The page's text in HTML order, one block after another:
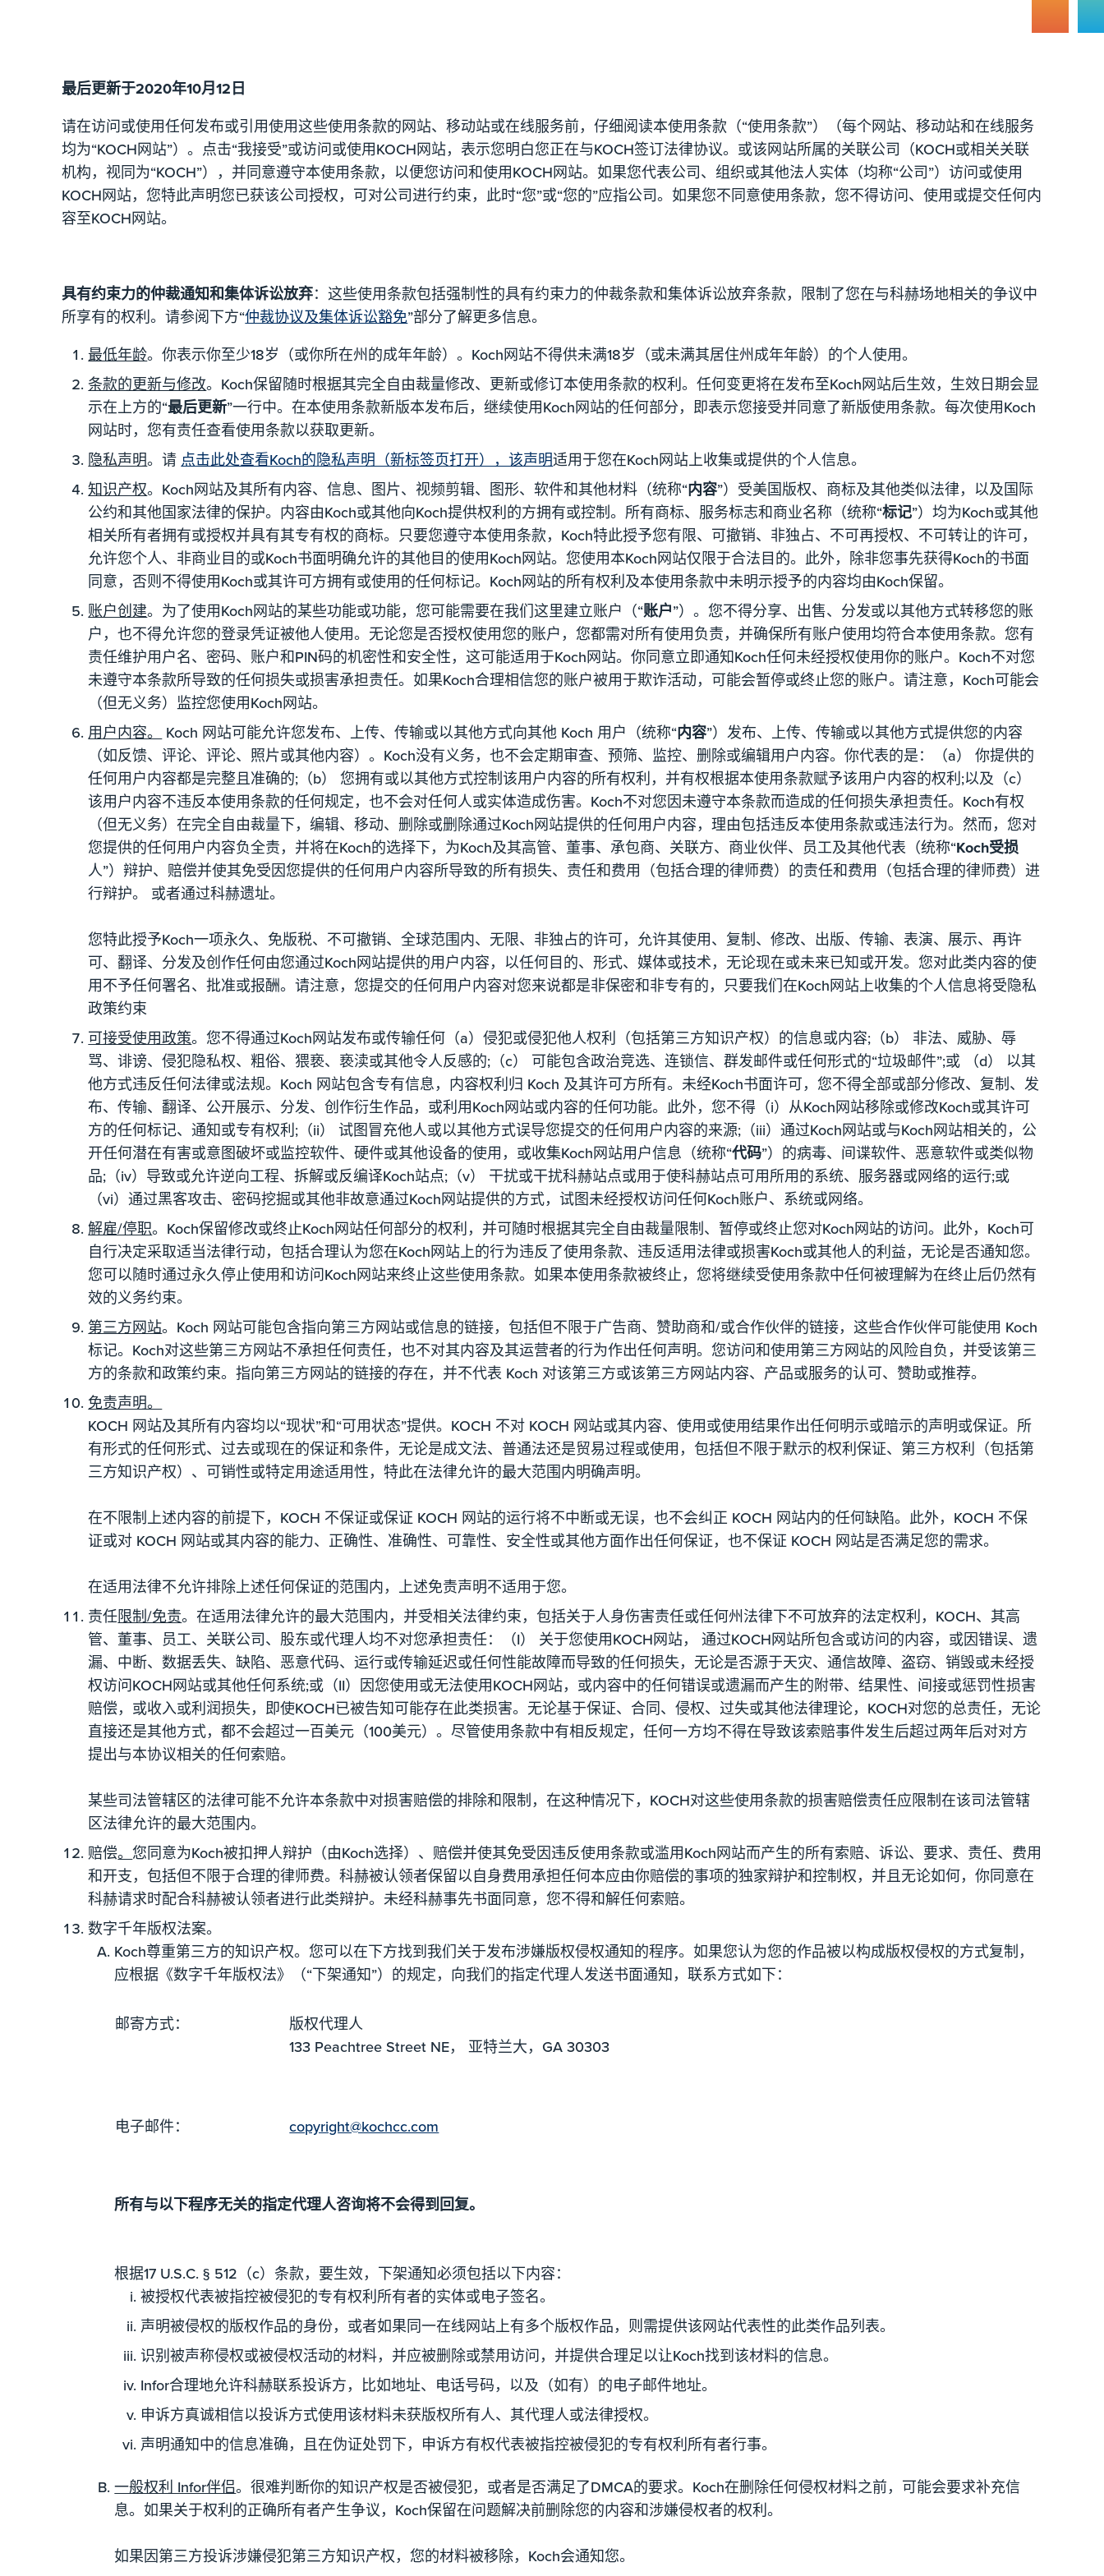
最后更新于2020年10月12日
请在访问或使用任何发布或引用使用这些使用条款的网站、移动站或在线服务前，仔细阅读本使用条款（“使用条款”）（每个网站、移动站和在线服务
均为“KOCH网站”）。点击“我接受”或访问或使用KOCH网站，表示您明白您正在与KOCH签订法律协议。或该网站所属的关联公司（KOCH或相关关联
机构，视同为“KOCH”），并同意遵守本使用条款，以便您访问和使用KOCH网站。如果您代表公司、组织或其他法人实体（均称“公司”）访问或使用
KOCH网站，您特此声明您已获该公司授权，可对公司进行约束，此时“您”或“您的”应指公司。如果您不同意使用条款，您不得访问、使用或提交任何内
容至KOCH网站。
具有约束力的仲裁通知和集体诉讼放弃：这些使用条款包括强制性的具有约束力的仲裁条款和集体诉讼放弃条款，限制了您在与科赫场地相关的争议中
所享有的权利。请参阅下方“仲裁协议及集体诉讼豁免”部分了解更多信息。
最低年龄。你表示你至少18岁（或你所在州的成年年龄）。Koch网站不得供未满18岁（或未满其居住州成年年龄）的个人使用。
条款的更新与修改。Koch保留随时根据其完全自由裁量修改、更新或修订本使用条款的权利。任何变更将在发布至Koch网站后生效，生效日期会显
示在上方的“最后更新”一行中。在本使用条款新版本发布后，继续使用Koch网站的任何部分，即表示您接受并同意了新版使用条款。每次使用Koch
网站时，您有责任查看使用条款以获取更新。
隐私声明。请 点击此处查看Koch的隐私声明（新标签页打开），该声明适用于您在Koch网站上收集或提供的个人信息。
知识产权。Koch网站及其所有内容、信息、图片、视频剪辑、图形、软件和其他材料（统称“内容”）受美国版权、商标及其他类似法律，以及国际
公约和其他国家法律的保护。内容由Koch或其他向Koch提供权利的方拥有或控制。所有商标、服务标志和商业名称（统称“标记”）均为Koch或其他
相关所有者拥有或授权并具有其专有权的商标。只要您遵守本使用条款，Koch特此授予您有限、可撤销、非独占、不可再授权、不可转让的许可，
允许您个人、非商业目的或Koch书面明确允许的其他目的使用Koch网站。您使用本Koch网站仅限于合法目的。此外，除非您事先获得Koch的书面
同意，否则不得使用Koch或其许可方拥有或使用的任何标记。Koch网站的所有权利及本使用条款中未明示授予的内容均由Koch保留。
账户创建。为了使用Koch网站的某些功能或功能，您可能需要在我们这里建立账户（“账户”）。您不得分享、出售、分发或以其他方式转移您的账
户，也不得允许您的登录凭证被他人使用。无论您是否授权使用您的账户，您都需对所有使用负责，并确保所有账户使用均符合本使用条款。您有
责任维护用户名、密码、账户和PIN码的机密性和安全性，这可能适用于Koch网站。你同意立即通知Koch任何未经授权使用你的账户。Koch不对您
未遵守本条款所导致的任何损失或损害承担责任。如果Koch合理相信您的账户被用于欺诈活动，可能会暂停或终止您的账户。请注意，Koch可能会
（但无义务）监控您使用Koch网站。
用户内容。
Koch 网站可能允许您发布、上传、传输或以其他方式向其他 Koch 用户（统称“内容”）发布、上传、传输或以其他方式提供您的内容
（如反馈、评论、评论、照片或其他内容）。Koch没有义务，也不会定期审查、预筛、监控、删除或编辑用户内容。你代表的是：（a） 你提供的
任何用户内容都是完整且准确的;（b） 您拥有或以其他方式控制该用户内容的所有权利，并有权根据本使用条款赋予该用户内容的权利;以及（c）
该用户内容不违反本使用条款的任何规定，也不会对任何人或实体造成伤害。Koch不对您因未遵守本条款而造成的任何损失承担责任。Koch有权
（但无义务）在完全自由裁量下，编辑、移动、删除或删除通过Koch网站提供的任何用户内容，理由包括违反本使用条款或违法行为。然而，您对
您提供的任何用户内容负全责，并将在Koch的选择下，为Koch及其高管、董事、承包商、关联方、商业伙伴、员工及其他代表（统称“Koch受损
人”）辩护、赔偿并使其免受因您提供的任何用户内容所导致的所有损失、责任和费用（包括合理的律师费）的责任和费用（包括合理的律师费）进
行辩护。 或者通过科赫遗址。
您特此授予Koch一项永久、免版税、不可撤销、全球范围内、无限、非独占的许可，允许其使用、复制、修改、出版、传输、表演、展示、再许
可、翻译、分发及创作任何由您通过Koch网站提供的用户内容，以任何目的、形式、媒体或技术，无论现在或未来已知或开发。您对此类内容的使
用不予任何署名、批准或报酬。请注意，您提交的任何用户内容对您来说都是非保密和非专有的，只要我们在Koch网站上收集的个人信息将受隐私
政策约束
可接受使用政策。您不得通过Koch网站发布或传输任何（a）侵犯或侵犯他人权利（包括第三方知识产权）的信息或内容;（b） 非法、威胁、辱
骂、诽谤、侵犯隐私权、粗俗、猥亵、亵渎或其他令人反感的;（c） 可能包含政治竞选、连锁信、群发邮件或任何形式的“垃圾邮件”;或 （d） 以其
他方式违反任何法律或法规。Koch 网站包含专有信息，内容权利归 Koch 及其许可方所有。未经Koch书面许可，您不得全部或部分修改、复制、发
布、传输、翻译、公开展示、分发、创作衍生作品，或利用Koch网站或内容的任何功能。此外，您不得（i）从Koch网站移除或修改Koch或其许可
方的任何标记、通知或专有权利;（ii） 试图冒充他人或以其他方式误导您提交的任何用户内容的来源;（iii）通过Koch网站或与Koch网站相关的，公
开任何潜在有害或意图破坏或监控软件、硬件或其他设备的使用，或收集Koch网站用户信息（统称“代码”）的病毒、间谍软件、恶意软件或类似物
品;（iv）导致或允许逆向工程、拆解或反编译Koch站点;（v） 干扰或干扰科赫站点或用于使科赫站点可用所用的系统、服务器或网络的运行;或
（vi）通过黑客攻击、密码挖掘或其他非故意通过Koch网站提供的方式，试图未经授权访问任何Koch账户、系统或网络。
解雇/停职。Koch保留修改或终止Koch网站任何部分的权利，并可随时根据其完全自由裁量限制、暂停或终止您对Koch网站的访问。此外，Koch可
自行决定采取适当法律行动，包括合理认为您在Koch网站上的行为违反了使用条款、违反适用法律或损害Koch或其他人的利益，无论是否通知您。
您可以随时通过永久停止使用和访问Koch网站来终止这些使用条款。如果本使用条款被终止，您将继续受使用条款中任何被理解为在终止后仍然有
效的义务约束。
第三方网站。Koch 网站可能包含指向第三方网站或信息的链接，包括但不限于广告商、赞助商和/或合作伙伴的链接，这些合作伙伴可能使用 Koch
标记。Koch对这些第三方网站不承担任何责任，也不对其内容及其运营者的行为作出任何声明。您访问和使用第三方网站的风险自负，并受该第三
方的条款和政策约束。指向第三方网站的链接的存在，并不代表 Koch 对该第三方或该第三方网站内容、产品或服务的认可、赞助或推荐。
免责声明。
KOCH 网站及其所有内容均以“现状”和“可用状态”提供。KOCH 不对 KOCH 网站或其内容、使用或使用结果作出任何明示或暗示的声明或保证。所
有形式的任何形式、过去或现在的保证和条件，无论是成文法、普通法还是贸易过程或使用，包括但不限于默示的权利保证、第三方权利（包括第
三方知识产权）、可销性或特定用途适用性，特此在法律允许的最大范围内明确声明。
在不限制上述内容的前提下，KOCH 不保证或保证 KOCH 网站的运行将不中断或无误，也不会纠正 KOCH 网站内的任何缺陷。此外，KOCH 不保
证或对 KOCH 网站或其内容的能力、正确性、准确性、可靠性、安全性或其他方面作出任何保证，也不保证 KOCH 网站是否满足您的需求。
在适用法律不允许排除上述任何保证的范围内，上述免责声明不适用于您。
责任限制/免责。在适用法律允许的最大范围内，并受相关法律约束，包括关于人身伤害责任或任何州法律下不可放弃的法定权利，KOCH、其高
管、董事、员工、关联公司、股东或代理人均不对您承担责任：（I） 关于您使用KOCH网站， 通过KOCH网站所包含或访问的内容，或因错误、遗
漏、中断、数据丢失、缺陷、恶意代码、运行或传输延迟或任何性能故障而导致的任何损失，无论是否源于天灾、通信故障、盗窃、销毁或未经授
权访问KOCH网站或其他任何系统;或（II）因您使用或无法使用KOCH网站，或内容中的任何错误或遗漏而产生的附带、结果性、间接或惩罚性损害
赔偿，或收入或利润损失，即使KOCH已被告知可能存在此类损害。无论基于保证、合同、侵权、过失或其他法律理论，KOCH对您的总责任，无论
直接还是其他方式，都不会超过一百美元（100美元）。尽管使用条款中有相反规定，任何一方均不得在导致该索赔事件发生后超过两年后对对方
提出与本协议相关的任何索赔。
某些司法管辖区的法律可能不允许本条款中对损害赔偿的排除和限制，在这种情况下，KOCH对这些使用条款的损害赔偿责任应限制在该司法管辖
区法律允许的最大范围内。
赔偿。您同意为Koch被扣押人辩护（由Koch选择）、赔偿并使其免受因违反使用条款或滥用Koch网站而产生的所有索赔、诉讼、要求、责任、费用
和开支，包括但不限于合理的律师费。科赫被认领者保留以自身费用承担任何本应由你赔偿的事项的独家辩护和控制权，并且无论如何，你同意在
科赫请求时配合科赫被认领者进行此类辩护。未经科赫事先书面同意，您不得和解任何索赔。
数字千年版权法案。
Koch尊重第三方的知识产权。您可以在下方找到我们关于发布涉嫌版权侵权通知的程序。如果您认为您的作品被以构成版权侵权的方式复制，
应根据《数字千年版权法》（“下架通知”）的规定，向我们的指定代理人发送书面通知，联系方式如下：
邮寄方式：
版权代理人
133 Peachtree Street NE， 亚特兰大，GA 30303
电子邮件： copyright@kochcc.com
所有与以下程序无关的指定代理人咨询将不会得到回复。
根据17 U.S.C. § 512（c）条款，要生效，下架通知必须包括以下内容：
被授权代表被指控被侵犯的专有权利所有者的实体或电子签名。
声明被侵权的版权作品的身份，或者如果同一在线网站上有多个版权作品，则需提供该网站代表性的此类作品列表。
识别被声称侵权或被侵权活动的材料，并应被删除或禁用访问，并提供合理足以让Koch找到该材料的信息。
Infor合理地允许科赫联系投诉方，比如地址、电话号码，以及（如有）的电子邮件地址。
申诉方真诚相信以投诉方式使用该材料未获版权所有人、其代理人或法律授权。
声明通知中的信息准确，且在伪证处罚下，申诉方有权代表被指控被侵犯的专有权利所有者行事。
一般权利 Infor伴侣。很难判断你的知识产权是否被侵犯，或者是否满足了DMCA的要求。Koch在删除任何侵权材料之前，可能会要求补充信
息。如果关于权利的正确所有者产生争议，Koch保留在问题解决前删除您的内容和涉嫌侵权者的权利。
如果因第三方投诉涉嫌侵犯第三方知识产权，您的材料被移除，Koch会通知您。